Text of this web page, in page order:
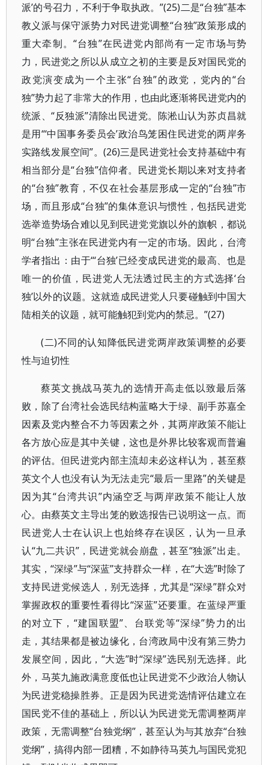
派’的号召力，不利于争取执政。”(25)二是“台独”基本
教义派与保守派势力对民进党调整“台独”政策形成的
重大牵制。“台独”在民进党内部尚有一定市场与势
力，民进党之所以从成立之初的主要是反对国民党的
政党演变成为一个主张“台独”的政党，党内的“台
独”势力起了非常大的作用，也由此逐渐将民进党内的
统派、“反独派”清除出民进党。陈淞山认为苏贞昌就
是用“‘中国事务委员会’政治鸟笼困住民进党的两岸务
实路线发展空间”。(26)三是民进党社会支持基础中有
相当部分是“台独”信仰者。民进党长期以来对支持者
的“台独”教育，不仅在社会基层形成一定的“台独”市
场，而且形成“台独”的集体意识与惯性，包括民进党
选举造势场合难以见到民进党党旗以外的旗帜，都说
明“台独”主张在民进党内有一定的市场。因此，台湾
学者指出：由于“‘台独’已经变成民进党的最高、也是
唯一的价值，民进党人无法透过民主的方式选择‘台
独’以外的议题。这就造成民进党人只要碰触到中国大
陆相关的议题，就可能触犯到党内的禁忌。”(27)
(二)不同的认知降低民进党两岸政策调整的必要
性与迫切性
蔡英文挑战马英九的选情开高走低以致最后落
败，除了台湾社会选民结构蓝略大于绿、副手苏嘉全
因素及党内整合不力等因素之外，其两岸政策不能让
各方放心应是其中关键，这也是外界比较客观而普遍
的评估。但民进党内部主流却未必这样认为，甚至蔡
英文个人也没有认为无法走完“最后一里路”的关键是
因为其“台湾共识”内涵空乏与两岸政策不能让人放
心。由蔡英文主导出笼的败选报告已说明这一点。而
民进党人士在认识上也始终存在误区，认为一旦承
认“九二共识”，民进党就会崩盘，甚至“独派”出走。
其实，“深绿”与“深蓝”支持群众一样，在“大选”时除了
支持民进党候选人，别无选择，尤其是“深绿”群众对
掌握政权的重要性看得比“深蓝”还要重。在蓝绿严重
的对立下，“建国联盟”、台联党等“深绿”势力的出
走，其结果都是被边缘化，台湾政局中没有第三势力
发展空间，因此，“大选”时“深绿”选民别无选择。此
外，马英九施政满意度低也让民进党不少政治人物认
为民进党稳操胜券。正是因为民进党选情评估建立在
国民党不佳的基础上，所以认为民进党无需调整两岸
政策，无需调整“台独党纲”，甚至认为与其放弃“台独
党纲”，搞得内部一团糟，不如静待马英九与国民党犯